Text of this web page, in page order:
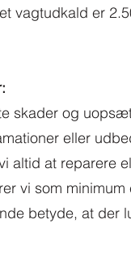
vagtudkald er
skader og
eller
altid at reparere
vi som
betyde, at der